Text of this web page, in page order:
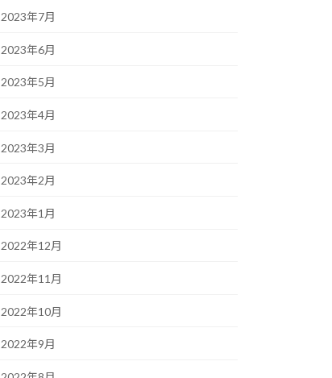
2023年7月
2023年6月
2023年5月
2023年4月
2023年3月
2023年2月
2023年1月
2022年12月
2022年11月
2022年10月
2022年9月